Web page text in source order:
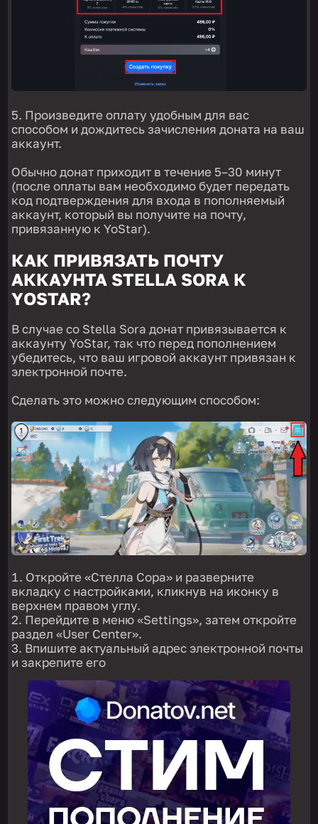
5. Произведите оплату удобным для вас
способом и дождитесь зачисления доната на ваш
аккаунт.
Обычно донат приходит в течение 5–30 минут
(после оплаты вам необходимо будет передать
код подтверждения для входа в пополняемый
аккаунт, который вы получите на почту,
привязанную к YoStar).
КАК ПРИВЯЗАТЬ ПОЧТУ
АККАУНТА STELLA SORA К
YOSTAR?
В случае со Stella Sora донат привязывается к
аккаунту YoStar, так что перед пополнением
убедитесь, что ваш игровой аккаунт привязан к
электронной почте.
Сделать это можно следующим способом:
Откройте «Стелла Сора» и разверните
вкладку с настройками, кликнув на иконку в
верхнем правом углу.
Перейдите в меню «Settings», затем откройте
раздел «User Center».
Впишите актуальный адрес электронной почты
и закрепите его